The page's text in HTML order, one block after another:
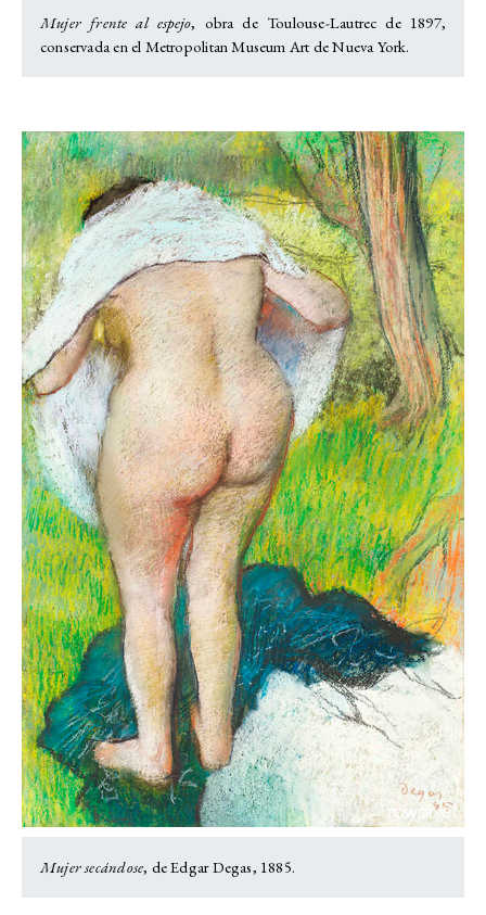
Mujer frente al espejo, obra de Toulouse-Lautrec de 1897,
conservada en el Metropolitan Museum Art de Nueva York.
Mujer secándose, de Edgar Degas, 1885.